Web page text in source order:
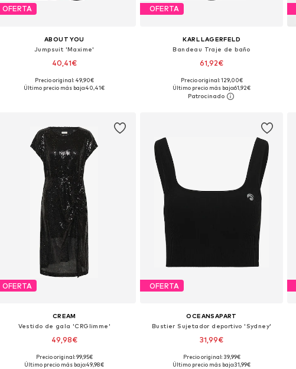
OFERTA
ABOUT YOU
Jumpsuit 'Maxime'
40,41€
Tallas disponibles: XS, S, M, L, XL, XXL
Precio original: 49,90€
Último precio más bajo:40,41€
OFERTA
KARL LAGERFELD
Bandeau Traje de baño
61,92€
Tallas disponibles: S, M, L, XL
Añadir a la cesta
Precio original: 129,00€
Último precio más bajo:61,92€
OFERTA
CREAM
Vestido de gala 'CRGlimme'
49,98€
Tallas disponibles: 36, 38, 40, 42, 44
Precio original: 99,95€
Último precio más bajo:49,98€
OFERTA
OCEANSAPART
Bustier Sujetador deportivo 'Sydney'
31,99€
Tallas disponibles: XS, S, M, L, XL, XXL
Precio original: 39,99€
Último precio más bajo:31,99€